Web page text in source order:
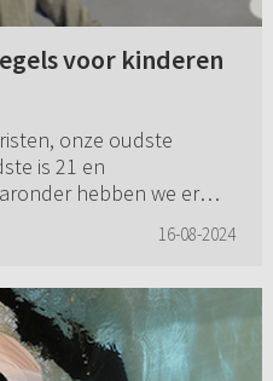
voor kinderen
onze oudste
is 21 en
hebben we er
onze oudste...16-08-2024